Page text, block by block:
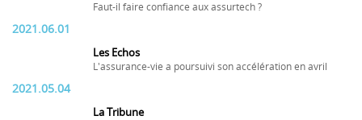
Faut-il faire confiance aux assurtech ?
2021.06.01
Les Echos
L'assurance-vie a poursuivi son accélération en avril
2021.05.04
La Tribune